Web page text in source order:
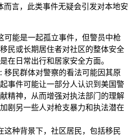
而言，此类事件无疑会引发对本地安
可能是一起孤立事件，但警员中枪
民或长期居住者对社区的整体安全
在日常出行和居家安全方面。
: 移民群体对警察的看法可能因其原
事件可能让一部分人认识到美国警
精神，从而增强对执法部门的理解
剧另一些人对枪支暴力和执法潜在
这种背景下，社区居民，包括移民